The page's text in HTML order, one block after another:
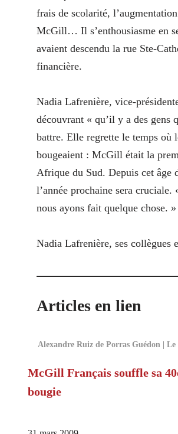
frais de scolarité,
McGill… Il s’enthousiasme en
avaient descendu la rue Ste-
financière.
Nadia Lafrenière, vice-
découvrant « qu’il y a des gens
battre. Elle regrette le temps où
bougeaient : McGill était la
Afrique du Sud. Depuis cet âge
l’année prochaine sera
nous ayons fait quelque chose. »
Nadia Lafrenière, ses collègues
Articles en lien
Alexandre Ruiz de Porras Guédon |
McGill Français souffle sa
bougie